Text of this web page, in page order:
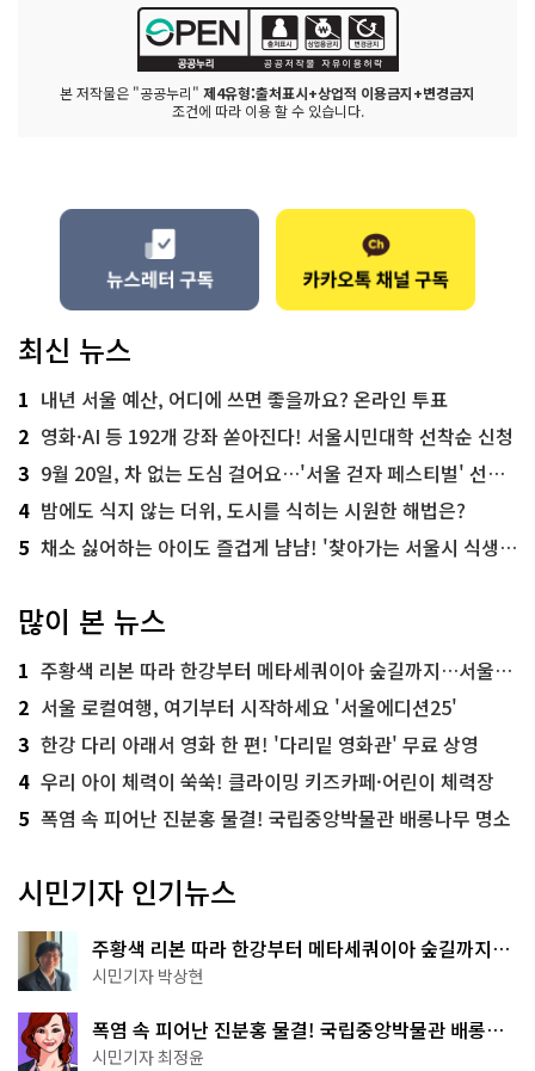
본 저작물은 "공공누리" 제4유형:출처표시+상업적 이용금지+변경금지
조건에 따라 이용 할 수 있습니다.
최신 뉴스
1 내년 서울 예산, 어디에 쓰면 좋을까요? 온라인 투표
2 영화·AI 등 192개 강좌 쏟아진다! 서울시민대학 선착순 신청
3 9월 20일, 차 없는 도심 걸어요…'서울 걷자 페스티벌' 선착순 5천명
4 밤에도 식지 않는 더위, 도시를 식히는 시원한 해법은?
5 채소 싫어하는 아이도 즐겁게 냠냠! '찾아가는 서울시 식생활 교육' 현장
많이 본 뉴스
1 주황색 리본 따라 한강부터 메타세쿼이아 숲길까지…서울둘레길 15코스
2 서울 로컬여행, 여기부터 시작하세요 '서울에디션25'
3 한강 다리 아래서 영화 한 편! '다리밑 영화관' 무료 상영
4 우리 아이 체력이 쑥쑥! 클라이밍 키즈카페·어린이 체력장
5 폭염 속 피어난 진분홍 물결! 국립중앙박물관 배롱나무 명소
시민기자 인기뉴스
주황색 리본 따라 한강부터 메타세쿼이아 숲길까지…
서울둘레길 15코스
시민기자 박상현
폭염 속 피어난 진분홍 물결! 국립중앙박물관 배롱나
무 명소
시민기자 최정윤